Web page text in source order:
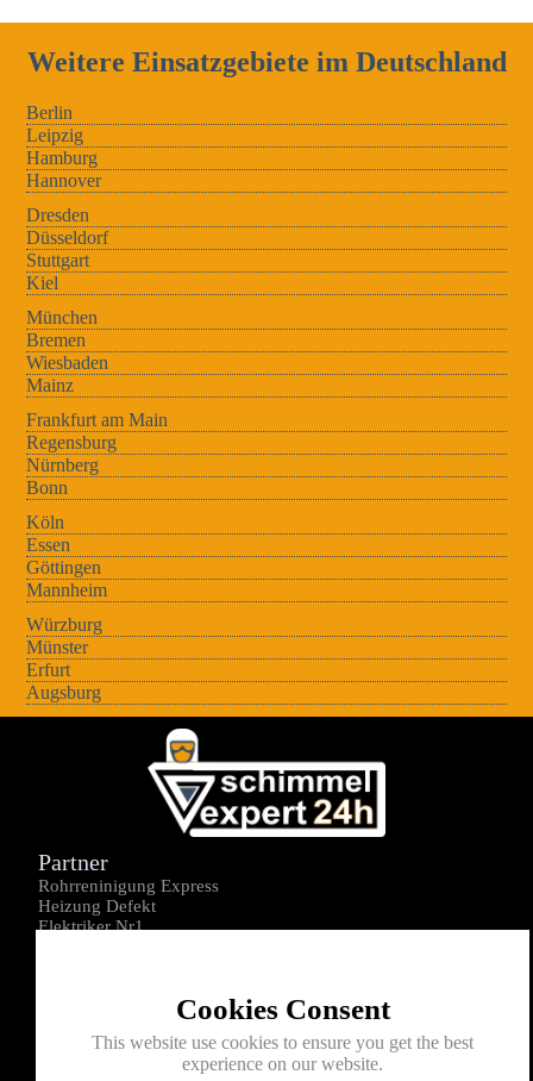
Weitere Einsatzgebiete im Deutschland
Berlin
Leipzig
Hamburg
Hannover
Dresden
Düsseldorf
Stuttgart
Kiel
München
Bremen
Wiesbaden
Mainz
Frankfurt am Main
Regensburg
Nürnberg
Bonn
Köln
Essen
Göttingen
Mannheim
Würzburg
Münster
Erfurt
Augsburg
Cookies Consent
This website use cookies to ensure you get the best
experience on our website.
Partner
Rohrreninigung Express
Heizung Defekt
Elektriker Nr1
Kontakt